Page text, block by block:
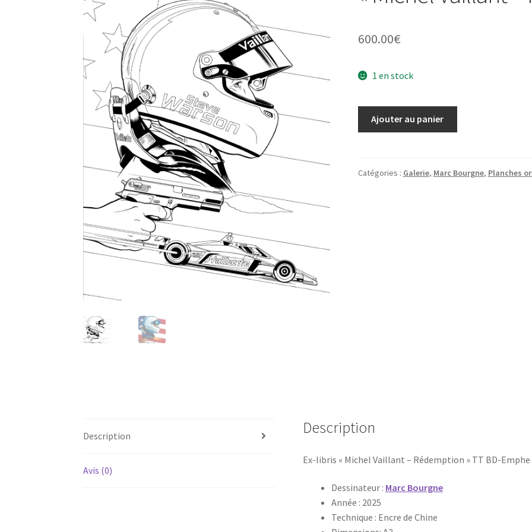
600.00€
1 en stock
de
Ajouter au panier
Catégories : Galerie, Marc Bourgne, Planches
Description
Avis (0)
Description
Ex-libris « Michel Vaillant – Rédemption » TT BD-Emphe
Dessinateur : Marc Bourgne
Année : 2025
Technique : Encre de Chine